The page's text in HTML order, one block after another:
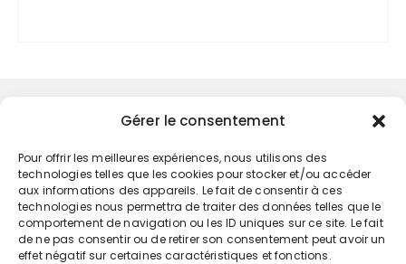
Gérer le consentement
Pour offrir les meilleures expériences, nous utilisons des
technologies telles que les cookies pour stocker et/ou accéder
aux informations des appareils. Le fait de consentir à ces
technologies nous permettra de traiter des données telles que le
comportement de navigation ou les ID uniques sur ce site. Le fait
de ne pas consentir ou de retirer son consentement peut avoir un
effet négatif sur certaines caractéristiques et fonctions.
Comptabilité
Fiscalité
FUSAC
Gestion